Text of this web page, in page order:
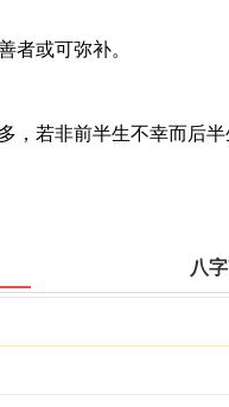
或可弥补。
若非前半生不幸而后半
八